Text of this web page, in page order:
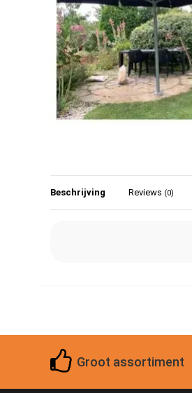
Beschrijving Reviews (0)
Groot assortiment